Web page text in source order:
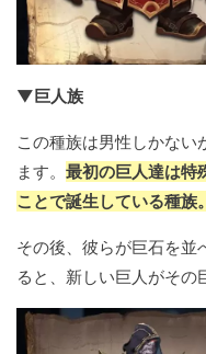
▼巨人族
この種族は男性しかない
ます。 最初の巨人達は特
ことで誕生している種族。
その後、彼らが巨石を並
ると、新しい巨人がその